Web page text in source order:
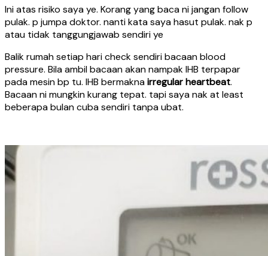
Ini atas risiko saya ye. Korang yang baca ni jangan follow
pulak. p jumpa doktor. nanti kata saya hasut pulak. nak p
atau tidak tanggungjawab sendiri ye
Balik rumah setiap hari check sendiri bacaan blood
pressure. Bila ambil bacaan akan nampak IHB terpapar
pada mesin bp tu. IHB bermaknairregular heartbeat.
Bacaan ni mungkin kurang tepat. tapi saya nak at least
beberapa bulan cuba sendiri tanpa ubat.